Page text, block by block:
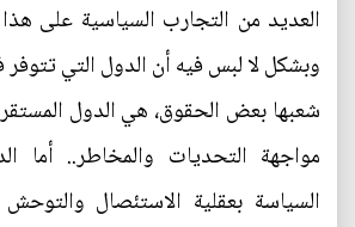
العديد من التجارب السياسية على هذا
وبشكل لا لبس فيه أن الدول التي
شعبها بعض الحقوق، هي الدول
مواجهة التحديات والمخاطر.. أما
السياسة بعقلية الاستئصال